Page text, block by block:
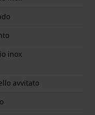
inox
avvitato